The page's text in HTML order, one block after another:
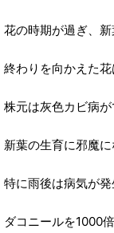
花の時期が過ぎ、新
終わりを向かえた花
株元は灰色カビ病が
新葉の生育に邪魔
特に雨後は病気が発
ダコニールを1000